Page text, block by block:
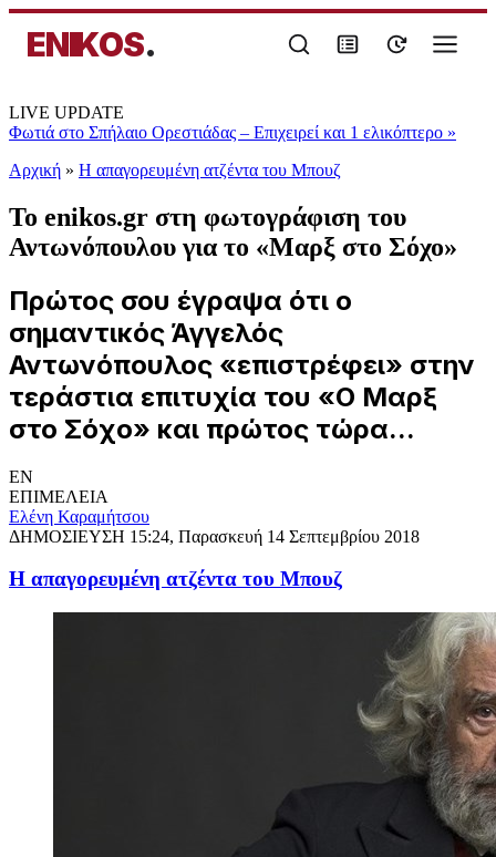
ENIKOS.
LIVE UPDATE
Φωτιά στο Σπήλαιο Ορεστιάδας – Επιχειρεί και 1 ελικόπτερο »
Αρχική » Η απαγορευμένη ατζέντα του Μπουζ
Το enikos.gr στη φωτογράφιση του
Αντωνόπουλου για το «Μαρξ στο Σόχο»
Πρώτος σου έγραψα ότι ο
σημαντικός Άγγελός
Αντωνόπουλος «επιστρέφει» στην
τεράστια επιτυχία του «Ο Μαρξ
στο Σόχο» και πρώτος τώρα...
EN
ΕΠΙΜΕΛΕΙΑ
Ελένη Καραμήτσου
ΔΗΜΟΣΙΕΥΣΗ 15:24, Παρασκευή 14 Σεπτεμβρίου 2018
Η απαγορευμένη ατζέντα του Μπουζ